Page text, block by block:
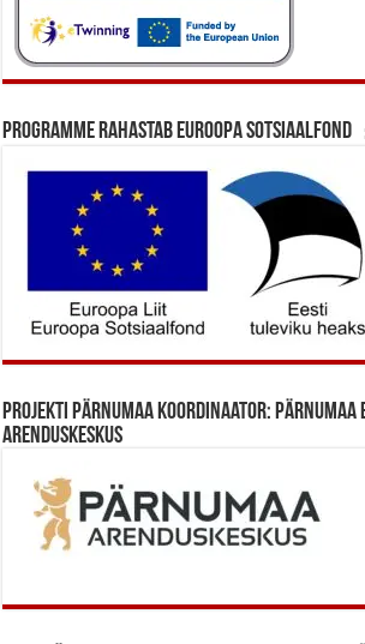
Programme rahastab Euroopa Sotsiaalfond
Projekti Pärnumaa koordinaator:
Arenduskeskus